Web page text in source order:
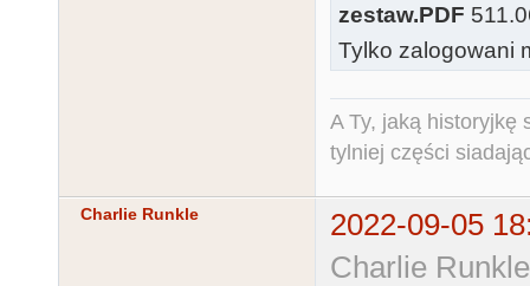
zestaw.PDF
Tylko zalogowani
A Ty, jaką historyjkę
tylniej części
Charlie Runkle
2022-09-05
Charlie